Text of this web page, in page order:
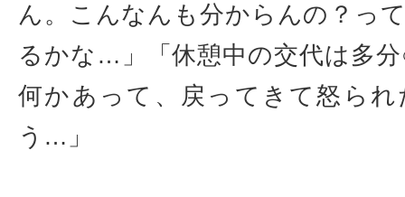
ん。こんなんも分からんの？っ
るかな…」「休憩中の交代は多
何かあって、戻ってきて怒ら
う…」